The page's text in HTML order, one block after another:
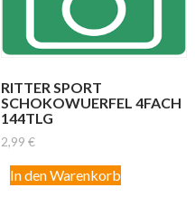
RITTER SPORT
SCHOKOWUERFEL 4FACH
144TLG
2,99 €
In den Warenkorb